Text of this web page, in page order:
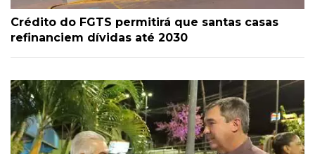
Crédito do FGTS permitirá que santas casas
refinanciem dívidas até 2030